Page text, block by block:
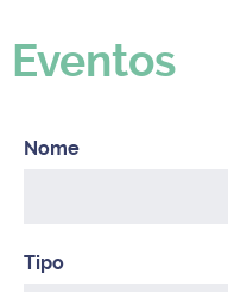
Eventos